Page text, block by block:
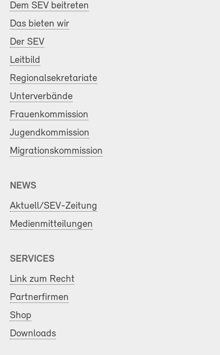
Dem SEV beitreten
Das bieten wir
Der SEV
Leitbild
Regionalsekretariate
Unterverbände
Frauenkommission
Jugendkommission
Migrationskommission
NEWS
Aktuell/SEV-Zeitung
Medienmitteilungen
SERVICES
Link zum Recht
Partnerfirmen
Shop
Downloads